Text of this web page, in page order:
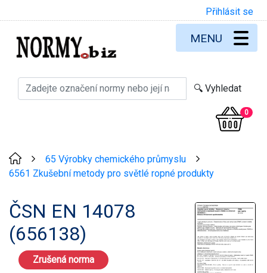
Přihlásit se
0
MENU
65 Výrobky chemického průmyslu
6561 Zkušební metody pro světlé ropné produkty
ČSN EN 14078
(656138)
Zrušená norma